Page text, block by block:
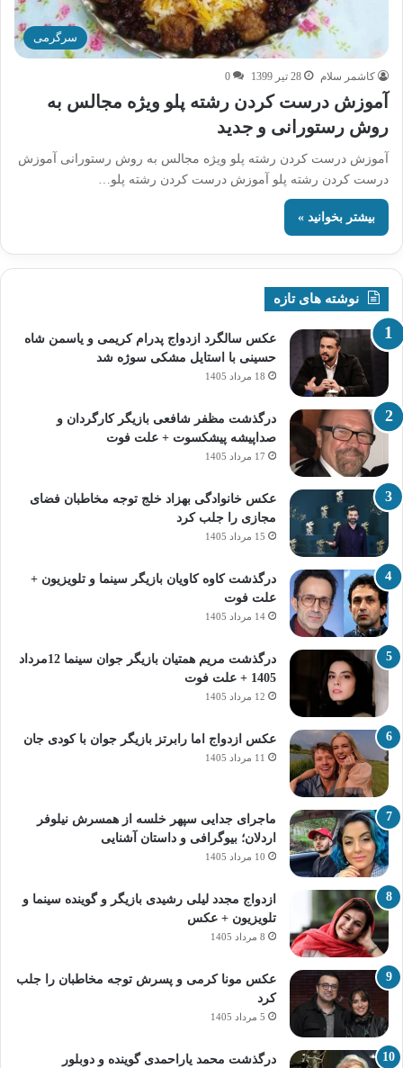
سرگرمی
کاشمر سلام 28 تیر 1399 0
آموزش درست کردن رشته پلو ویژه مجالس به
روش رستورانی و جدید
آموزش درست کردن رشته پلو ویژه مجالس به روش رستورانی آموزش
درست کردن رشته پلو آموزش درست کردن رشته پلو…
بیشتر بخوانید »
نوشته های تازه
عکس سالگرد ازدواج پدرام کریمی و یاسمن شاه‌
حسینی با استایل مشکی سوژه شد
18 مرداد 1405
درگذشت مظفر شافعی بازیگر کارگردان و
صداپیشه پیشکسوت + علت فوت
17 مرداد 1405
عکس خانوادگی بهزاد خلج توجه مخاطبان فضای
مجازی را جلب کرد
15 مرداد 1405
درگذشت کاوه کاویان بازیگر سینما و تلویزیون +
علت فوت
14 مرداد 1405
درگذشت مریم همتیان بازیگر جوان سینما 12مرداد
1405 + علت فوت
12 مرداد 1405
عکس ازدواج اما رابرتز بازیگر جوان با کودی جان
11 مرداد 1405
ماجرای جدایی سپهر خلسه از همسرش نیلوفر
اردلان؛ بیوگرافی و داستان آشنایی
10 مرداد 1405
ازدواج مجدد لیلی رشیدی بازیگر و گوینده سینما و
تلویزیون + عکس
8 مرداد 1405
عکس مونا کرمی و پسرش توجه مخاطبان را جلب
کرد
5 مرداد 1405
درگذشت محمد یاراحمدی گوینده و دوبلور